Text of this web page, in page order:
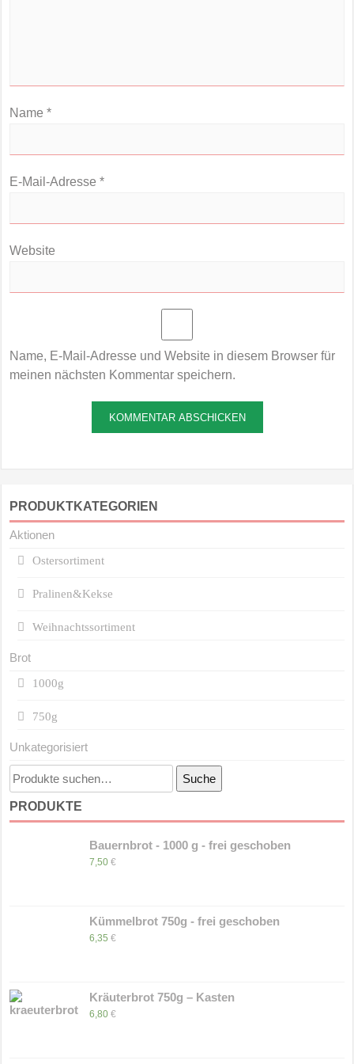
Name*
E-Mail-Adresse*
Website
Name, E-Mail-Adresse und Website in diesem Browser für
meinen nächsten Kommentar speichern.
PRODUKTKATEGORIEN
Aktionen
Ostersortiment
Pralinen&Kekse
Weihnachtssortiment
Brot
1000g
750g
Unkategorisiert
Suche
nach:
Suche
PRODUKTE
Bauernbrot - 1000 g - frei geschoben
7,50€
Kümmelbrot 750g - frei geschoben
6,35€
Kräuterbrot 750g – Kasten
6,80€